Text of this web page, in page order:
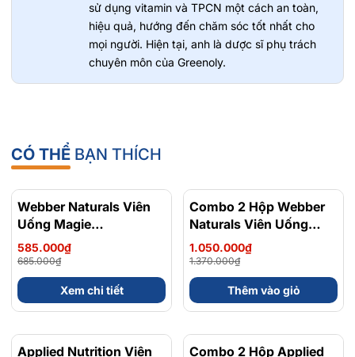
sử dụng vitamin và TPCN một cách an toàn,
hiệu quả, hướng đến chăm sóc tốt nhất cho
mọi người. Hiện tại, anh là dược sĩ phụ trách
chuyên môn của Greenoly.
CÓ THỂ BẠN THÍCH
- 15%
Webber Naturals Viên
Uống Magie
Magnesium
Bisglycinate 200mg -
Chính Ngạch Canada,
Xuất VAT
585.000₫
685.000₫
Xem chi tiết
- 23%
Combo 2 Hộp Webber
Naturals Viên Uống
Magie Dễ Dàng Hấp
Làm Dịu Nhẹ Cho Hệ
Tiêu Hóa Magnesium
Bisglycinate 200mg -
Hộp 120 Viên
1.050.000₫
1.370.000₫
Thêm vào giỏ
- 48%
Applied Nutrition Viên
- 36%
Combo 2 Hộp Applied